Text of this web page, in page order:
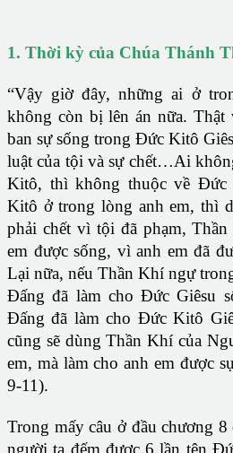
1. Thời kỳ của Chúa Thánh
“Vậy giờ đây, những ai ở
không còn bị lên án nữa. Thật
ban sự sống trong Đức Kitô
luật của tội và sự chết…Ai
Kitô, thì không thuộc về
Kitô ở trong lòng anh em, thì
phải chết vì tội đã phạm,
em được sống, vì anh em đã
Lại nữa, nếu Thần Khí ngự
Đấng đã làm cho Đức Giêsu
Đấng đã làm cho Đức Kitô
cũng sẽ dùng Thần Khí của
em, mà làm cho anh em được
9-11).
Trong mấy câu ở đầu chương 8
người ta đếm được 6 lần tên